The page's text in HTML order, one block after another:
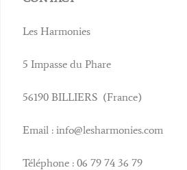
Les Harmonies
5 Impasse du Phare
56190 BILLIERS (France)
Email : info@lesharmonies.com
Téléphone : 06 79 74 36 79